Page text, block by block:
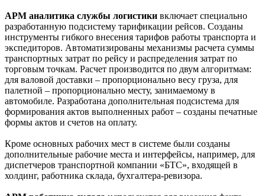
АРМ аналитика службы логистики включает специально
разработанную подсистему тарификации рейсов. Созданы
инструменты гибкого внесения тарифов работы транспорта и
экспедиторов. Автоматизированы механизмы расчета суммы
транспортных затрат по рейсу и распределения затрат по
торговым точкам. Расчет производится по двум алгоритмам:
для валовой доставки – пропорционально весу груза, для
палетной – пропорционально месту, занимаемому в
автомобиле. Разработана дополнительная подсистема для
формирования актов выполненных работ – созданы печатные
формы актов и счетов на оплату.
Кроме основных рабочих мест в системе были созданы
дополнительные рабочие места и интерфейсы, например, для
диспетчеров транспортной компании «БТС», входящей в
холдинг, работника склада, бухгалтера-ревизора.